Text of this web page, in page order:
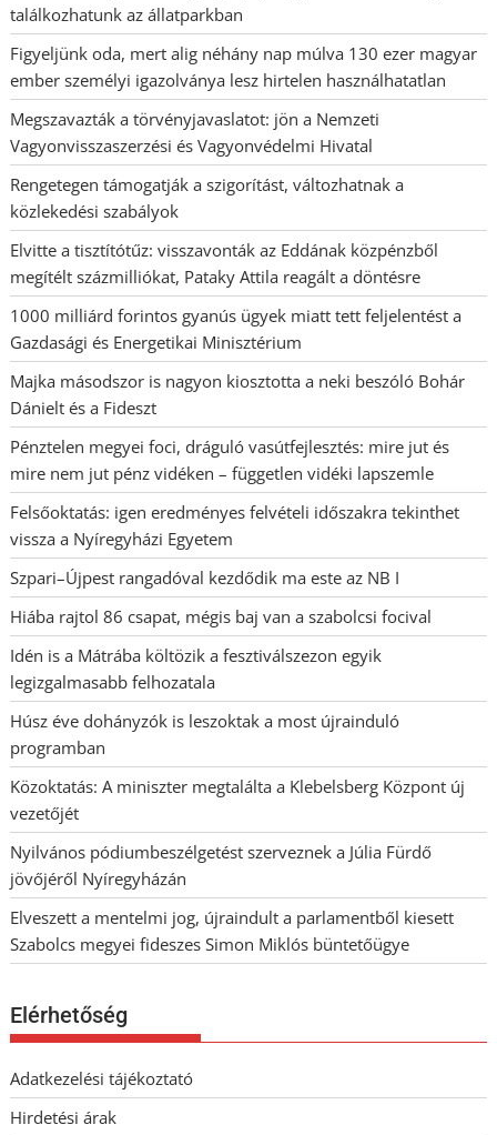
találkozhatunk az állatparkban
Figyeljünk oda, mert alig néhány nap múlva 130 ezer magyar
ember személyi igazolványa lesz hirtelen használhatatlan
Megszavazták a törvényjavaslatot: jön a Nemzeti
Vagyonvisszaszerzési és Vagyonvédelmi Hivatal
Rengetegen támogatják a szigorítást, változhatnak a
közlekedési szabályok
Elvitte a tisztítótűz: visszavonták az Eddának közpénzből
megítélt százmilliókat, Pataky Attila reagált a döntésre
1000 milliárd forintos gyanús ügyek miatt tett feljelentést a
Gazdasági és Energetikai Minisztérium
Majka másodszor is nagyon kiosztotta a neki beszóló Bohár
Dánielt és a Fideszt
Pénztelen megyei foci, dráguló vasútfejlesztés: mire jut és
mire nem jut pénz vidéken – független vidéki lapszemle
Felsőoktatás: igen eredményes felvételi időszakra tekinthet
vissza a Nyíregyházi Egyetem
Szpari–Újpest rangadóval kezdődik ma este az NB I
Hiába rajtol 86 csapat, mégis baj van a szabolcsi focival
Idén is a Mátrába költözik a fesztiválszezon egyik
legizgalmasabb felhozatala
Húsz éve dohányzók is leszoktak a most újrainduló
programban
Közoktatás: A miniszter megtalálta a Klebelsberg Központ új
vezetőjét
Nyilvános pódiumbeszélgetést szerveznek a Júlia Fürdő
jövőjéről Nyíregyházán
Elveszett a mentelmi jog, újraindult a parlamentből kiesett
Szabolcs megyei fideszes Simon Miklós büntetőügye
Elérhetőség
Adatkezelési tájékoztató
Hirdetési árak